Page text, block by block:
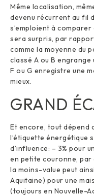
Même localisation,
devenu récurrent au fil
s’emploient à
sera surpris, par
comme la moyenne du
classé A ou B
F ou G enregistre une
mieux.
GRAND
Et encore, tout dépend
l’étiquette énergétique
d’influence: – 3% pour
en petite couronne, par
la moins-value peut
Aquitaine) pour une
(toujours en Nouvelle-